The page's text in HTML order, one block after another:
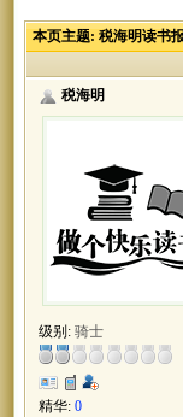
本页主题: 税海明读书
税海明
级别: 骑士
精华: 0